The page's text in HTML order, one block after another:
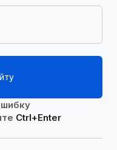
Ctrl+Enter